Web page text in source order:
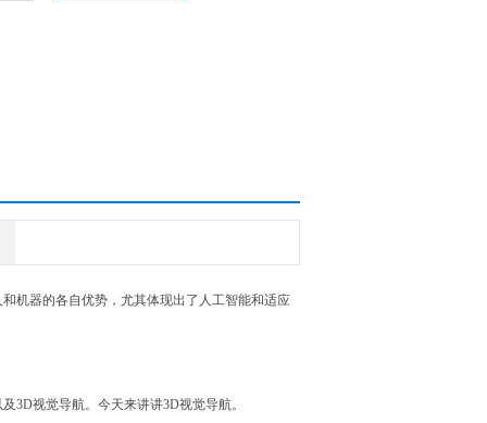
机器的各自优势，尤其体现出了人工智能和适应
3D视觉导航。今天来讲讲3D视觉导航。